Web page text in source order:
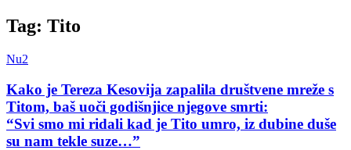
Tag: Tito
Nu2
Kako je Tereza Kesovija zapalila društvene mreže s
Titom, baš uoči godišnjice njegove smrti:
“Svi smo mi ridali kad je Tito umro, iz dubine duše
su nam tekle suze…”